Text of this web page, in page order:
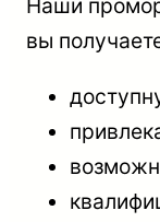
Наши
вы